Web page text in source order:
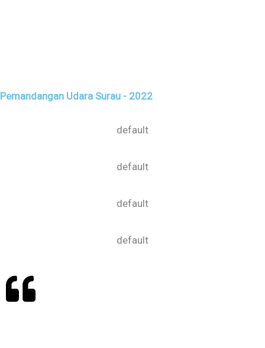
Pemandangan Udara Surau - 2022
default
default
default
default